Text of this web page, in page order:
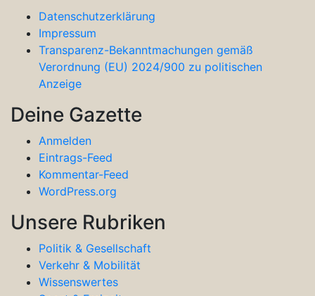
Datenschutzerklärung
Impressum
Transparenz-Bekanntmachungen gemäß
Verordnung (EU) 2024/900 zu politischen
Anzeige
Deine Gazette
Anmelden
Eintrags-Feed
Kommentar-Feed
WordPress.org
Unsere Rubriken
Politik & Gesellschaft
Verkehr & Mobilität
Wissenswertes